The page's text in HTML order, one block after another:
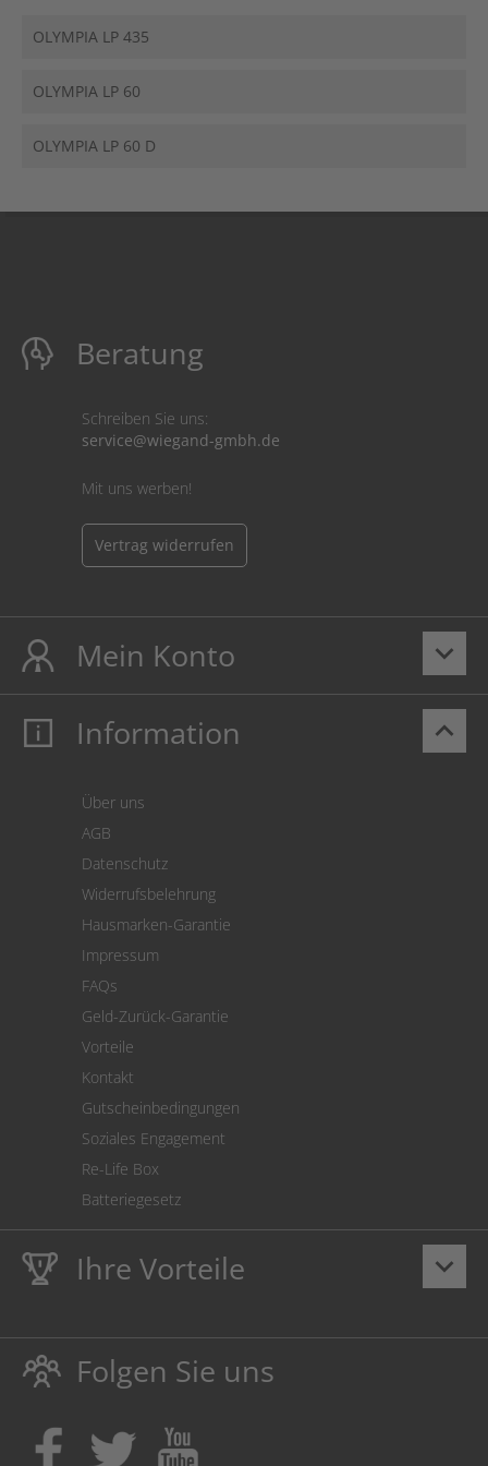
OLYMPIA LP 435
OLYMPIA LP 60
OLYMPIA LP 60 D
Beratung
Schreiben Sie uns:
service@wiegand-gmbh.de
Mit uns werben!
Vertrag widerrufen
keyboard_arrow_down
Mein Konto
Mein Konto
Cookie Einstellungen
keyboard_arrow_up
Information
Über uns
AGB
Datenschutz
Widerrufsbelehrung
Hausmarken-Garantie
Impressum
FAQs
Geld-Zurück-Garantie
Vorteile
Kontakt
Gutscheinbedingungen
Soziales Engagement
Re-Life Box
Batteriegesetz
keyboard_arrow_down
Ihre Vorteile
LebenslangeHausmarke Garantieauf Toner und Tinte
schützt auch Ihren Drucker.
Umweltfreundlich dadurch Abfallvermeidung.
Kaufen Sie Tinte & Toner ruhig da, wo Ihre Kinder einen
Ausbildungsplatz bekommen!
Folgen Sie uns